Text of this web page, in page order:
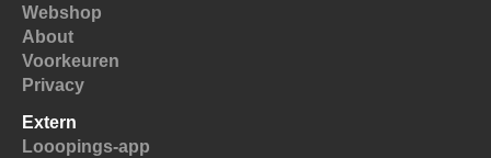
Webshop
About
Voorkeuren
Privacy
Extern
Looopings-app